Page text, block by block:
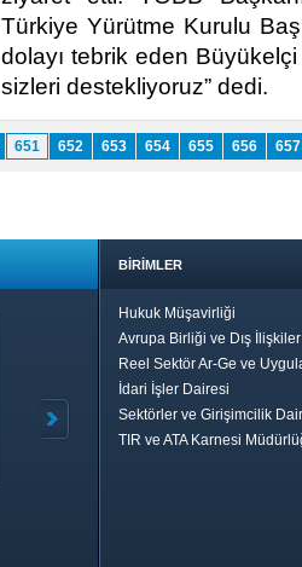
Türkiye Yürütme Kurulu
dolayı tebrik eden
sizleri destekliyoruz” dedi.​
651 652 653 654 655 656 657
BİRİMLER
Hukuk Müşavirliği
Avrupa Birliği ve Dış
Reel Sektör Ar-Ge ve
İdari İşler Dairesi
Sektörler ve Girişimcilik
TIR ve ATA Karnesi